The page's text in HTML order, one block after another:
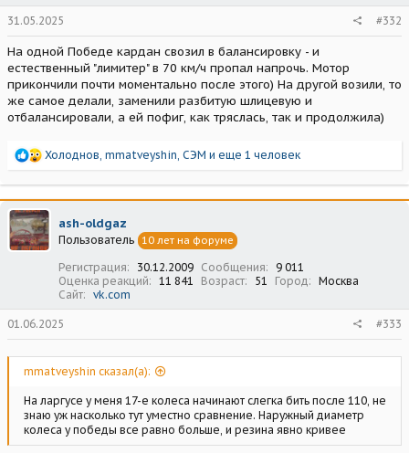
31.05.2025 #332
На одной Победе кардан свозил в балансировку - и
естественный "лимитер" в 70 км/ч пропал напрочь. Мотор
прикончили почти моментально после этого) На другой возили, то
же самое делали, заменили разбитую шлицевую и
отбалансировали, а ей пофиг, как тряслась, так и продолжила)
Р
а
к
ц
и
и
Холоднов, mmatveyshin, СЭМ и еще 1 человек
ash-oldgaz
Пользователь 10 лет на форуме
Регистрация 30.12.2009 Сообщения
9 011
Оценка реакций
11 841 Возраст 51 Город
Москва
Сайт
vk.com
01.06.2025 #333
mmatveyshin сказал(а):
На ларгусе у меня 17-е колеса начинают слегка бить после 110, не
знаю уж насколько тут уместно сравнение. Наружный диаметр
колеса у победы все равно больше, и резина явно кривее